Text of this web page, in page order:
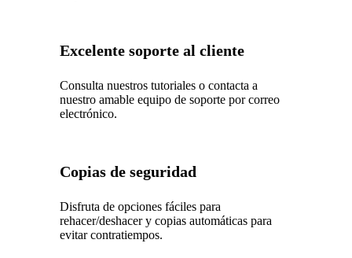
Excelente soporte al cliente
Consulta nuestros tutoriales o contacta a
nuestro amable equipo de soporte por correo
electrónico.
Copias de seguridad
Disfruta de opciones fáciles para
rehacer/deshacer y copias automáticas para
evitar contratiempos.